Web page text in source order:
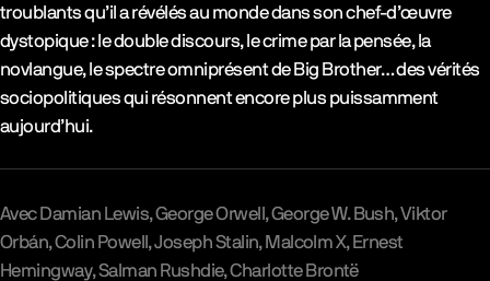
troublants qu’il a révélés au monde dans son chef-d’œuvre
dystopique : le double discours, le crime par la pensée, la
novlangue, le spectre omniprésent de Big Brother… des vérités
sociopolitiques qui résonnent encore plus puissamment
aujourd’hui.
Avec Damian Lewis George Orwell George W. Bush Viktor
Orbán Colin Powell Joseph Stalin Malcolm X Ernest
HemingwaySalman RushdieCharlotte Brontë